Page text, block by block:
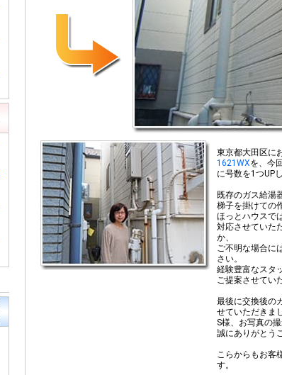
東京都大田区に
1621WXを、今
に号数を1つUP
既存のガス給湯
梯子を掛けての
ほっとハウスで
対応させていた
か、
ご不明な場合に
さい。
経験豊富なスタ
ご提案させてい
最後に交換後の
せていただきま
S様、お写真の
誠にありがとう
こらからもお客
す。